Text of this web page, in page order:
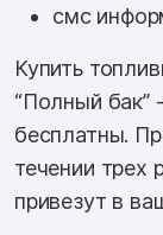
смс
Купить
“Полный бак”
бесплатны.
течении трех
привезут в